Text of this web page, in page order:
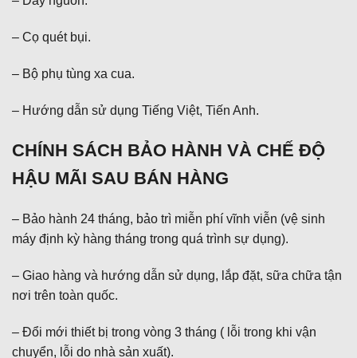
– Cọ quét bụi.
– Bộ phụ tùng xa cua.
– Hướng dẫn sử dụng Tiếng Việt, Tiến Anh.
CHÍNH SÁCH BẢO HÀNH VÀ CHẾ ĐỘ
HẬU MÃI SAU BÁN HÀNG
– Bảo hành 24 tháng, bảo trì miễn phí vĩnh viễn (vệ sinh
máy định kỳ hàng tháng trong quá trình sự dụng).
– Giao hàng và hướng dẫn sử dụng, lắp đặt, sữa chữa tận
nơi trên toàn quốc.
– Đổi mới thiết bị trong vòng 3 tháng ( lỗi trong khi vận
chuyển, lỗi do nhà sản xuất).